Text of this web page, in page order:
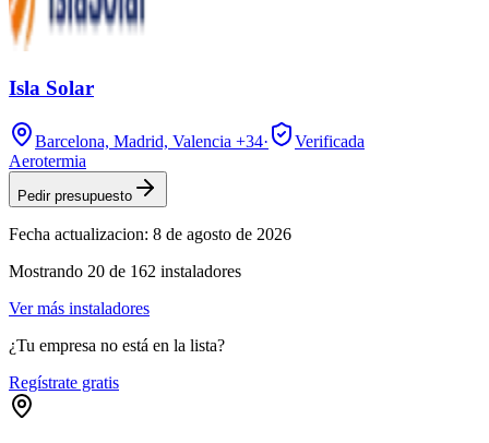
Isla Solar
Barcelona, Madrid, Valencia +34·
Verificada
Aerotermia
Pedir presupuesto
Fecha actualizacion: 8 de agosto de 2026
Mostrando 20 de 162 instaladores
Ver más instaladores
¿Tu empresa no está en la lista?
Regístrate gratis